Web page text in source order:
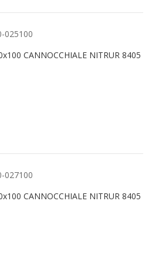
025100
CANNOCCHIALE NITRUR 8405
027100
CANNOCCHIALE NITRUR 8405